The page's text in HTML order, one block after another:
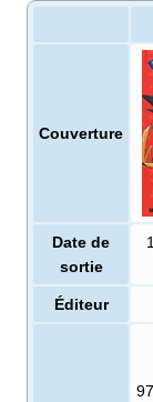
Couverture
Date de
sortie
Éditeur